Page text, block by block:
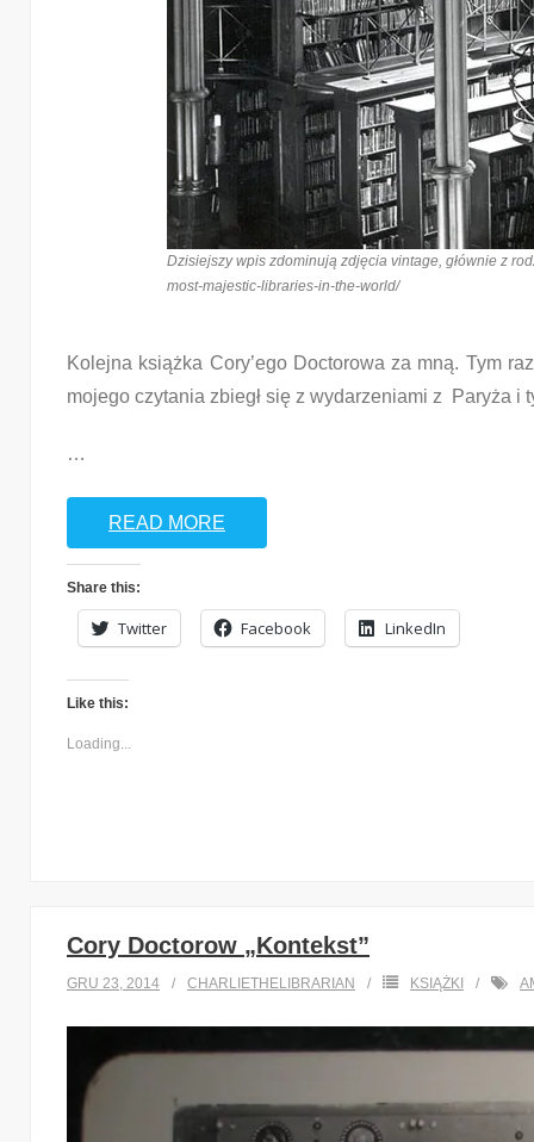
Dzisiejszy wpis zdominują zdjęcia vintage, głównie z
most-majestic-libraries-in-the-world/
Kolejna książka Cory’ego Doctorowa za mną. Tym
mojego czytania zbiegł się z wydarzeniami z Paryża i
…
READ MORE
Share this:
Twitter Facebook LinkedIn
Like this:
Loading...
Cory Doctorow „Kontekst”
GRU 23, 2014 CHARLIETHELIBRARIAN KSIĄŻKI